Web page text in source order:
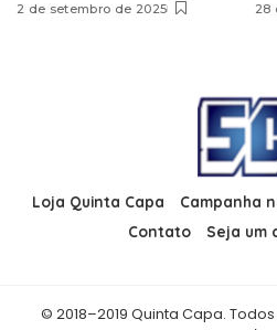
2 de setembro de 2025 28
Loja Quinta Capa Campanha
Contato
Seja um
© 2018–2019 Quinta Capa.